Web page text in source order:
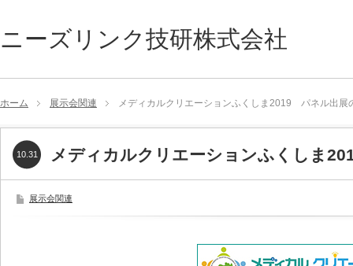
ニーズリンク技研株式会社
ホーム 展示会関連 メディカルクリエーションふくしま2019 パネル出展
メディカルクリエーションふくしま
10.31
展示会関連